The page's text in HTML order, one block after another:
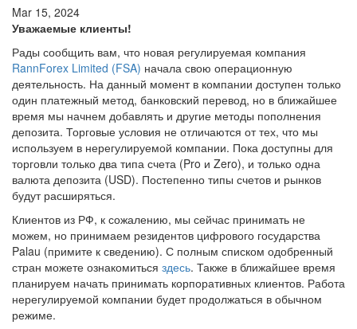
Mar 15, 2024
Уважаемые клиенты!
Рады сообщить вам, что новая регулируемая компания
RannForex Limited (FSA) начала свою операционную
деятельность. На данный момент в компании доступен только
один платежный метод, банковский перевод, но в ближайшее
время мы начнем добавлять и другие методы пополнения
депозита. Торговые условия не отличаются от тех, что мы
используем в нерегулируемой компании. Пока доступны для
торговли только два типа счета (Pro и Zero), и только одна
валюта депозита (USD). Постепенно типы счетов и рынков
будут расширяться.
Клиентов из РФ, к сожалению, мы сейчас принимать не
можем, но принимаем резидентов цифрового государства
Palau (примите к сведению). С полным списком одобренный
стран можете ознакомиться здесь. Также в ближайшее время
планируем начать принимать корпоративных клиентов. Работа
нерегулируемой компании будет продолжаться в обычном
режиме.